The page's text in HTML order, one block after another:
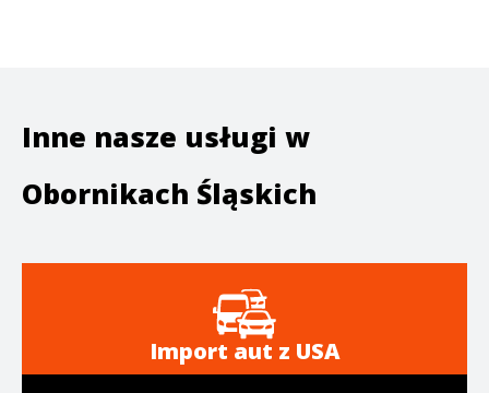
Inne nasze usługi w
Obornikach Śląskich
Import aut z USA